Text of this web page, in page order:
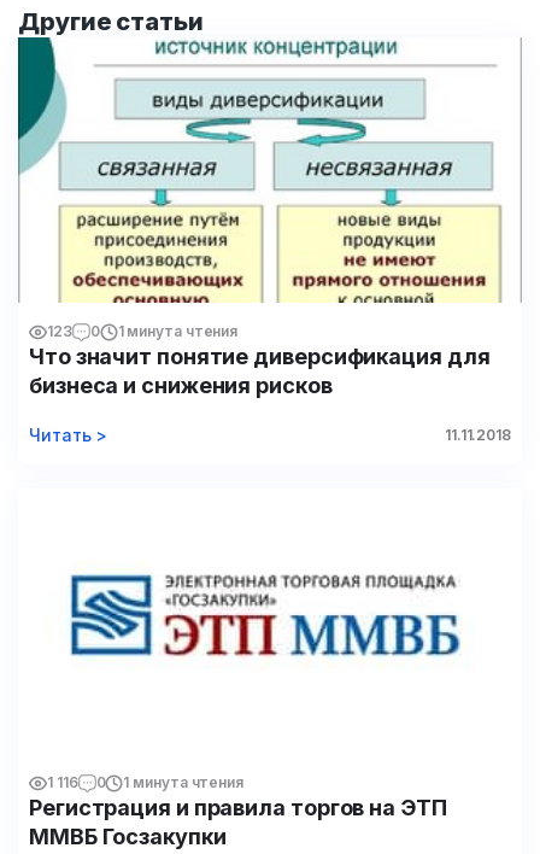
Другие статьи
123 0 1 минута чтения
Что значит понятие диверсификация для
бизнеса и снижения рисков
Читать > 11.11.2018
1 116 0 1 минута чтения
Регистрация и правила торгов на ЭТП
ММВБ Госзакупки